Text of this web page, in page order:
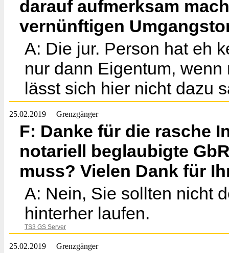
darauf aufmerksam
vernünftigen
A: Die jur. Person hat eh
nur dann Eigentum,
lässt sich hier nicht dazu
25.02.2019 Grenzgänger
F: Danke für die rasche
notariell beglaubigte
muss? Vielen Dank für
A: Nein, Sie sollten nicht
hinterher laufen.
TS3 GS Server
25.02.2019 Grenzgänger